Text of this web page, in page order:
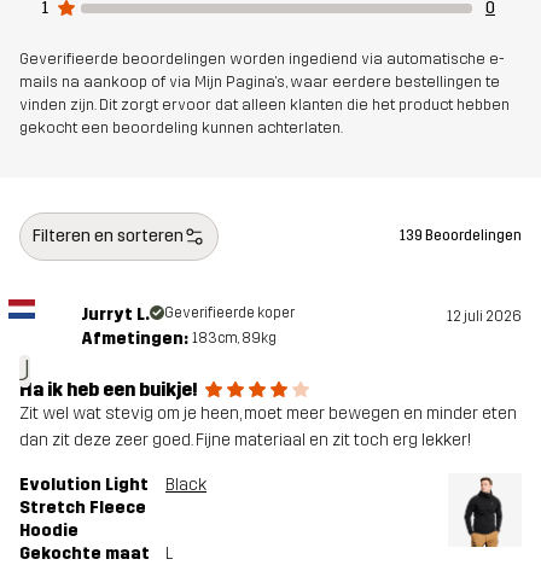
Ontworpen
voor
ALLROUND
1
0
Geverifieerde beoordelingen worden ingediend via automatische e-
mails na aankoop of via Mijn Pagina's, waar eerdere bestellingen te
vinden zijn. Dit zorgt ervoor dat alleen klanten die het product hebben
gekocht een beoordeling kunnen achterlaten.
Filteren en sorteren 139 Beoordelingen
J
Jurryt L. Geverifieerde koper 12 juli 2026
Afmetingen: 183cm, 89kg
Ha ik heb een buikje!
Zit wel wat stevig om je heen, moet meer bewegen en minder eten
dan zit deze zeer goed. Fijne materiaal en zit toch erg lekker!
Evolution Light
Stretch Fleece
Hoodie
Black
Gekochte maat L